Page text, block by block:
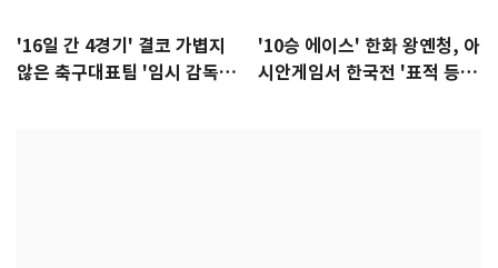
'16일 간 4경기' 결코 가볍지
않은 축구대표팀 '임시 감독'
'10승 에이스' 한화 왕옌청, 아
시안게임서 한국전 '표적 등